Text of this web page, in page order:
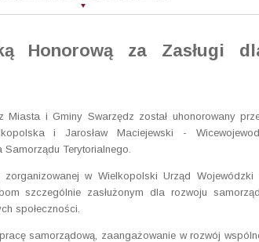
Honorową za Zasługi
i Gminy Swarzędz został uhonorowany
i Jarosław Maciejewski -
Terytorialnego.
w Wielkopolski Urząd Wojewódzki
szczególnie zasłużonym dla rozwoju
społeczności.
samorządową, zaangażowanie w rozwój